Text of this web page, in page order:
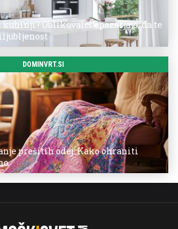
Oblikovalci opozarjajo, da te
DOMINVRT.SI
prešitih odej: Kako ohraniti